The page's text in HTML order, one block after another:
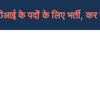
के पदों के लिए भर्ती,